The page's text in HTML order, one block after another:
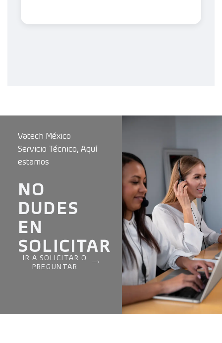
Vatech México
Servicio Técnico, Aquí
estamos
NO
DUDES
EN
SOLICITAR
IR A SOLICITAR O
PREGUNTAR